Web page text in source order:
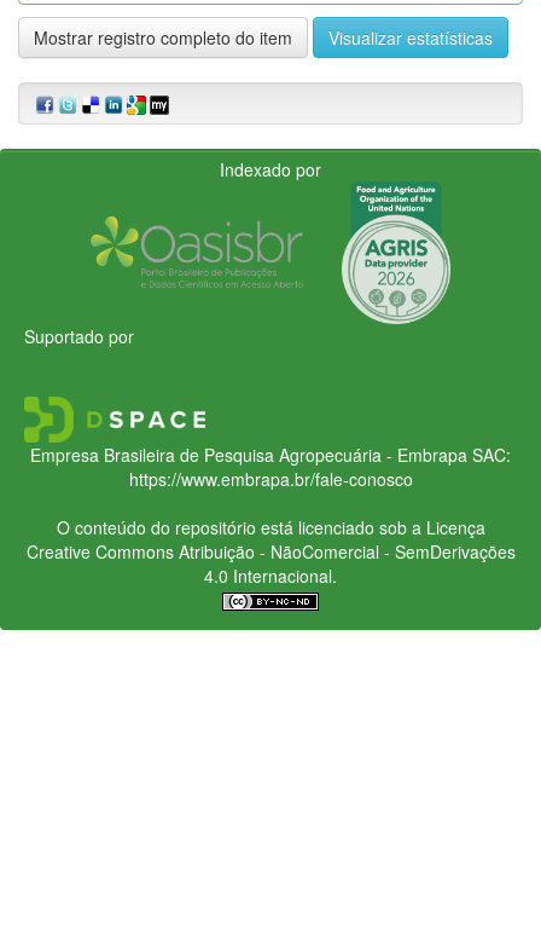
Mostrar registro completo do item Visualizar estatísticas
Indexado por
Suportado por
Empresa Brasileira de Pesquisa Agropecuária - Embrapa SAC:
https://www.embrapa.br/fale-conosco
O conteúdo do repositório está licenciado sob a Licença
Creative CommonsAtribuição - NãoComercial - SemDerivações
4.0 Internacional.